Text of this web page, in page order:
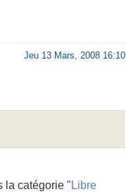
Jeu 13 Mars, 2008 16:10
la catégorie " Libre